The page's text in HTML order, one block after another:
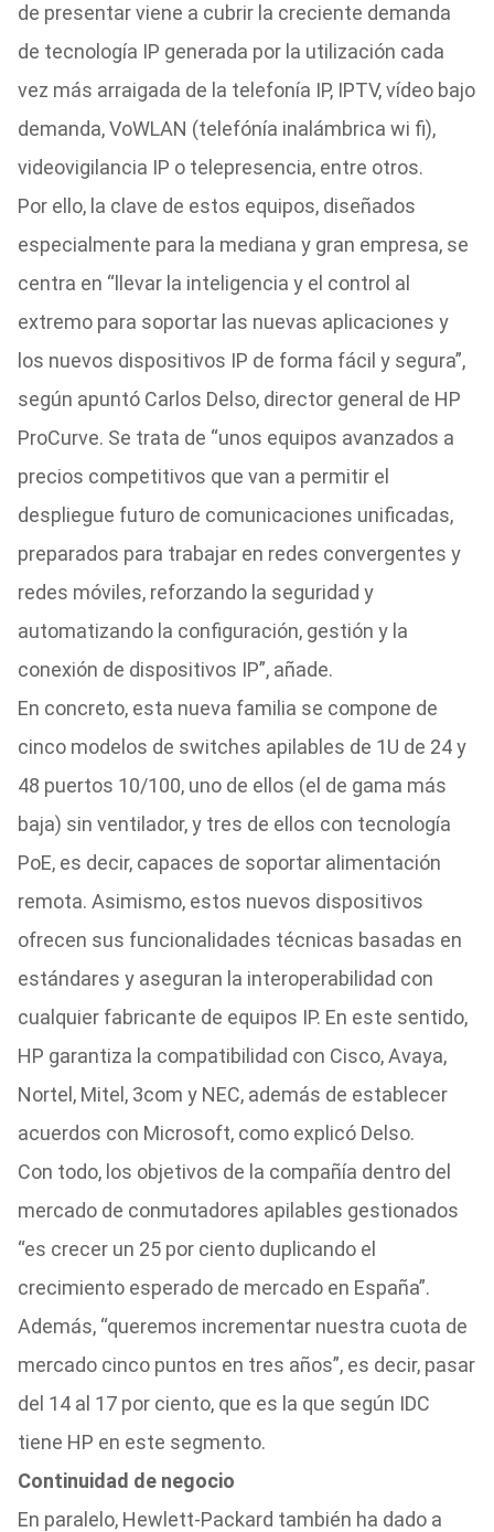
de presentar viene a cubrir la creciente demanda
de tecnología IP generada por la utilización cada
vez más arraigada de la telefonía IP, IPTV, vídeo bajo
demanda, VoWLAN (telefónía inalámbrica wi fi),
videovigilancia IP o telepresencia, entre otros.
Por ello, la clave de estos equipos, diseñados
especialmente para la mediana y gran empresa, se
centra en “llevar la inteligencia y el control al
extremo para soportar las nuevas aplicaciones y
los nuevos dispositivos IP de forma fácil y segura”,
según apuntó Carlos Delso, director general de HP
ProCurve. Se trata de “unos equipos avanzados a
precios competitivos que van a permitir el
despliegue futuro de comunicaciones unificadas,
preparados para trabajar en redes convergentes y
redes móviles, reforzando la seguridad y
automatizando la configuración, gestión y la
conexión de dispositivos IP”, añade.
En concreto, esta nueva familia se compone de
cinco modelos de switches apilables de 1U de 24 y
48 puertos 10/100, uno de ellos (el de gama más
baja) sin ventilador, y tres de ellos con tecnología
PoE, es decir, capaces de soportar alimentación
remota. Asimismo, estos nuevos dispositivos
ofrecen sus funcionalidades técnicas basadas en
estándares y aseguran la interoperabilidad con
cualquier fabricante de equipos IP. En este sentido,
HP garantiza la compatibilidad con Cisco, Avaya,
Nortel, Mitel, 3com y NEC, además de establecer
acuerdos con Microsoft, como explicó Delso.
Con todo, los objetivos de la compañía dentro del
mercado de conmutadores apilables gestionados
“es crecer un 25 por ciento duplicando el
crecimiento esperado de mercado en España”.
Además, “queremos incrementar nuestra cuota de
mercado cinco puntos en tres años”, es decir, pasar
del 14 al 17 por ciento, que es la que según IDC
tiene HP en este segmento.
Continuidad de negocio
En paralelo, Hewlett-Packard también ha dado a